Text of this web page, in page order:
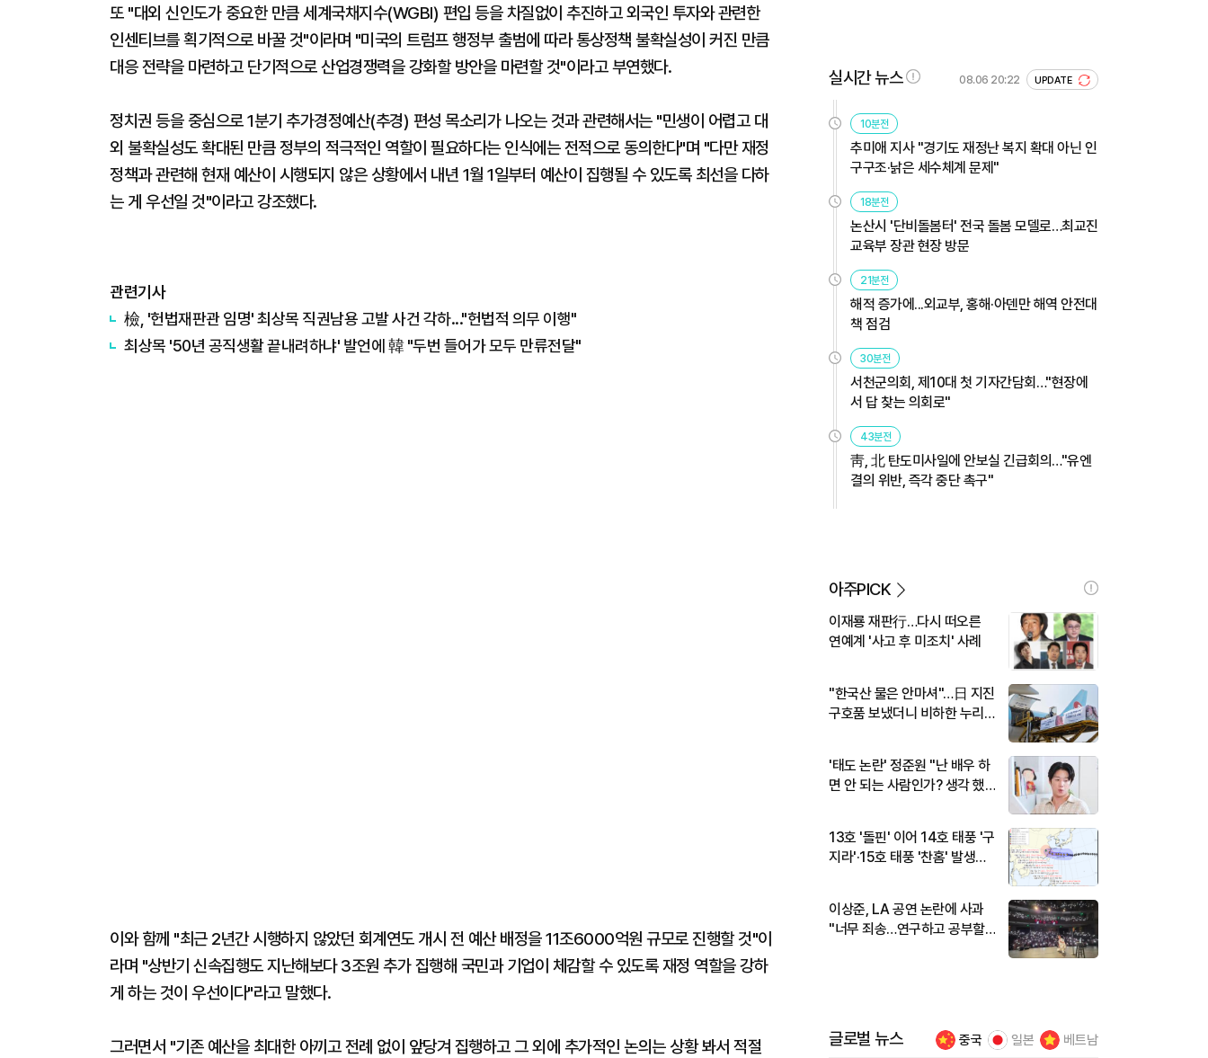
또 "대외 신인도가 중요한 만큼 세계국채지수(WGBI) 편입 등을 차질없이 추진하고 외국인 투자와 관련한
인센티브를 획기적으로 바꿀 것"이라며 "미국의 트럼프 행정부 출범에 따라 통상정책 불확실성이 커진 만큼
대응 전략을 마련하고 단기적으로 산업경쟁력을 강화할 방안을 마련할 것"이라고 부연했다.
정치권 등을 중심으로 1분기 추가경정예산(추경) 편성 목소리가 나오는 것과 관련해서는 "민생이 어렵고 대
외 불확실성도 확대된 만큼 정부의 적극적인 역할이 필요하다는 인식에는 전적으로 동의한다"며 "다만 재정
정책과 관련해 현재 예산이 시행되지 않은 상황에서 내년 1월 1일부터 예산이 집행될 수 있도록 최선을 다하
는 게 우선일 것"이라고 강조했다.
관련기사
檢, '헌법재판관 임명' 최상목 직권남용 고발 사건 각하..."헌법적 의무 이행"
최상목 '50년 공직생활 끝내려하냐' 발언에 韓 "두번 들어가 모두 만류전달"
이와 함께 "최근 2년간 시행하지 않았던 회계연도 개시 전 예산 배정을 11조6000억원 규모로 진행할 것"이
라며 "상반기 신속집행도 지난해보다 3조원 추가 집행해 국민과 기업이 체감할 수 있도록 재정 역할을 강하
게 하는 것이 우선이다"라고 말했다.
그러면서 "기존 예산을 최대한 아끼고 전례 없이 앞당겨 집행하고 그 외에 추가적인 논의는 상황 봐서 적절
실시간 뉴스 08.06 20:22 UPDATE
10분전
추미애 지사 "경기도 재정난 복지 확대 아닌 인
구구조·낡은 세수체계 문제"
18분전
논산시 '단비돌봄터' 전국 돌봄 모델로…최교진
교육부 장관 현장 방문
21분전
해적 증가에...외교부, 홍해·아덴만 해역 안전대
책 점검
30분전
서천군의회, 제10대 첫 기자간담회…"현장에
서 답 찾는 의회로"
43분전
靑, 北 탄도미사일에 안보실 긴급회의…"유엔
결의 위반, 즉각 중단 촉구"
아주PICK
이재룡 재판行…다시 떠오른
연예계 '사고 후 미조치' 사례
"한국산 물은 안마셔"…日 지진
구호품 보냈더니 비하한 누리
'태도 논란' 정준원 "난 배우 하
면 안 되는 사람인가? 생각 했
13호 '돌핀' 이어 14호 태풍 '구
지라'·15호 태풍 '찬홈' 발생…
이상준, LA 공연 논란에 사과
"너무 죄송…연구하고 공부할
글로벌 뉴스 중국 일본 베트남